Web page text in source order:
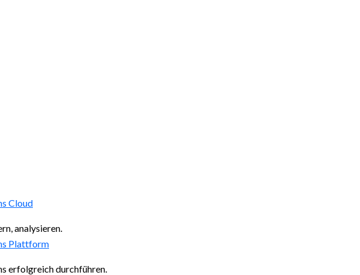
Cloud
analysieren.
Plattform
erfolgreich durchführen.